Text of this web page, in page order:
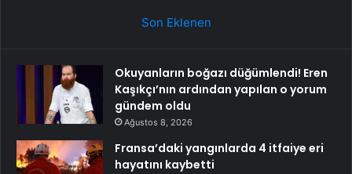
Son Eklenen
Okuyanların boğazı düğümlendi! Eren
Kaşıkçı’nın ardından yapılan o yorum
gündem oldu
Ağustos 8, 2026
Fransa’daki yangınlarda 4 itfaiye eri
hayatını kaybetti